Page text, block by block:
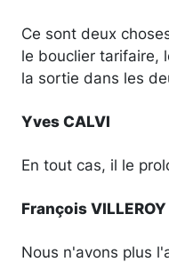
Ce sont deux
le bouclier tarifaire,
la sortie dans les
Yves CALVI
En tout cas, il le
François
Nous n'avons plus